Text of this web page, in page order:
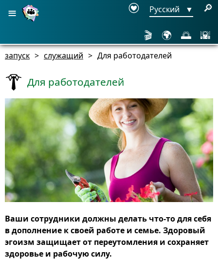
≡ Русский ▼ 🔎
🎬 🌍 🌅 🌇
запуск > служащий > Для работодателей
Для работодателей
Ваши сотрудники должны делать что-то для себя
в дополнение к своей работе и семье. Здоровый
эгоизм защищает от переутомления и сохраняет
здоровье и рабочую силу.